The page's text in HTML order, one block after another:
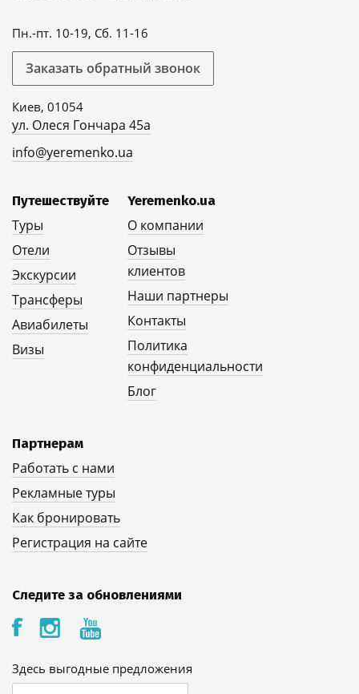
Пн.-пт. 10-19, Сб. 11-16
Заказать обратный звонок
Киев, 01054
ул. Олеся Гончара 45а
info@yeremenko.ua
Путешествуйте
Туры
Отели
Экскурсии
Трансферы
Авиабилеты
Визы
Yeremenko.ua
О компании
Отзывы
клиентов
Наши партнеры
Контакты
Политика
конфиденциальности
Блог
Партнерам
Работать с нами
Рекламные туры
Как бронировать
Регистрация на сайте
Следите за обновлениями
Здесь выгодные предложения